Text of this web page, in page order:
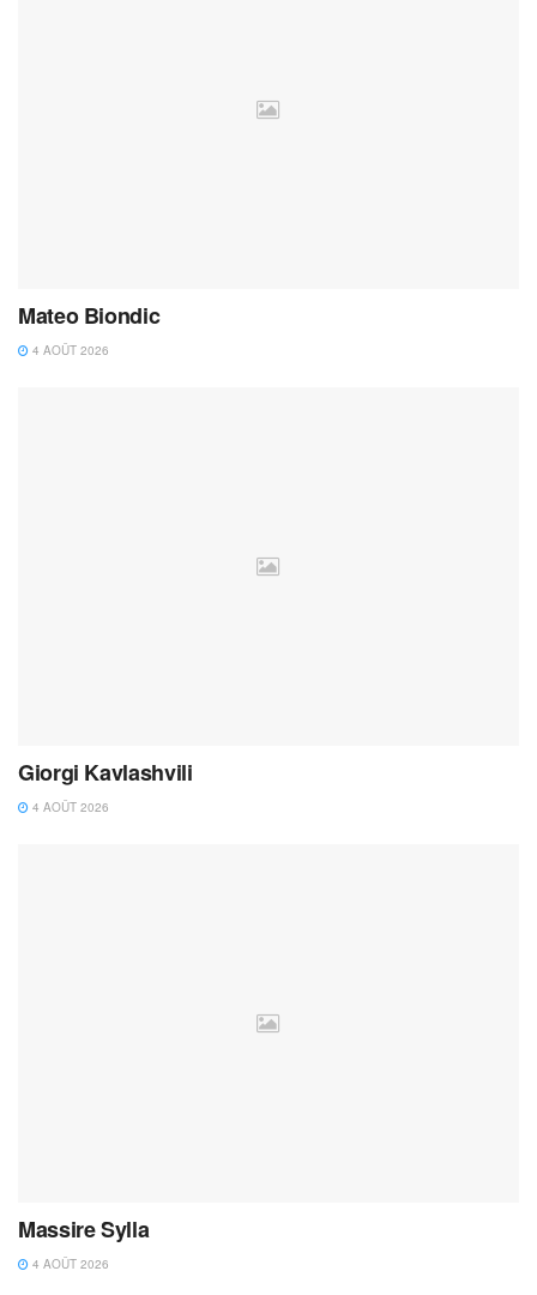
Mateo Biondic
4 AOÛT 2026
Giorgi Kavlashvili
4 AOÛT 2026
Massire Sylla
4 AOÛT 2026